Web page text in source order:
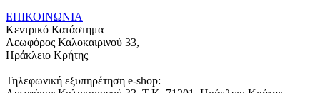
ΕΠΙΚΟΙΝΩΝΙΑ
Κεντρικό Κατάστημα
Λεωφόρος Καλοκαιρινού 33,
Ηράκλειο Κρήτης
Τηλεφωνική εξυπηρέτηση e-shop: